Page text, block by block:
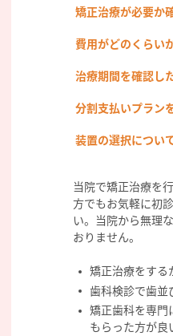
矯正治療が必要か
費用がどのくらい
治療期間を確認し
分割支払いプラン
装置の選択につい
当院で矯正治療を
方でもお気軽に初
い。当院から無理
おりません。
矯正治療をする
歯科検診で歯並
矯正歯科を専門
もらった方が良